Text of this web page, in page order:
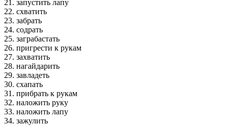
21. запустить лапу
22. схватить
23. забрать
24. содрать
25. заграбастать
26. пригрести к рукам
27. захватить
28. нагайдарить
29. завладеть
30. схапать
31. прибрать к рукам
32. наложить руку
33. наложить лапу
34. зажулить